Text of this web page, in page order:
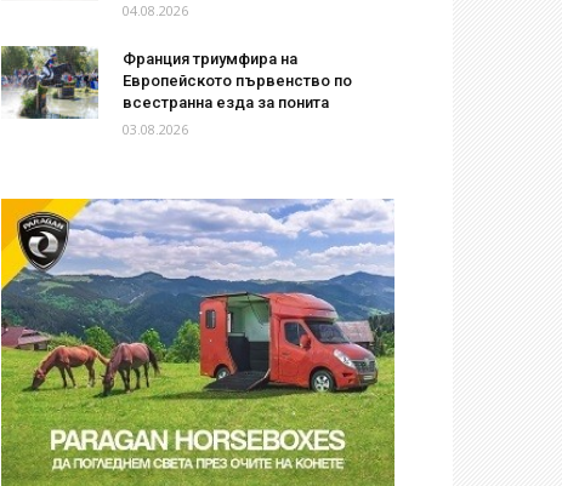
04.08.2026
Франция триумфира на
Европейското първенство по
всестранна езда за понита
03.08.2026